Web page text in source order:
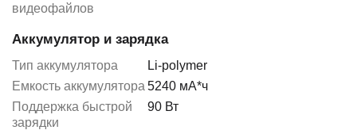
видеофайлов
Аккумулятор и зарядка
Тип аккумулятора
Li-polymer
Емкость аккумулятора 5240 мА*ч
Поддержка быстрой
зарядки
90 Вт